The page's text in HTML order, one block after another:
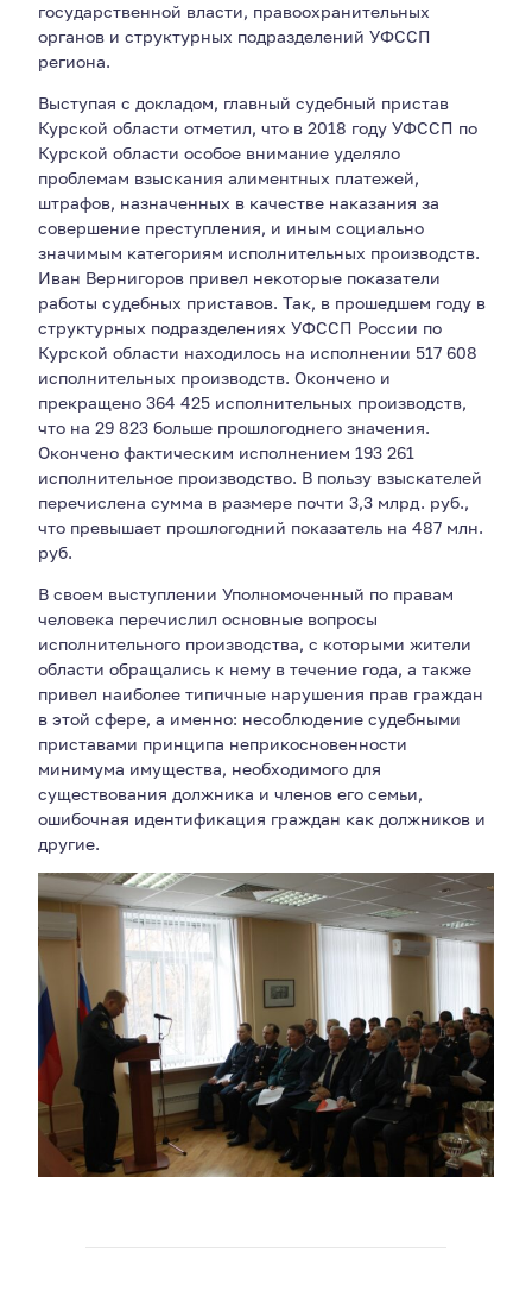
государственной власти, правоохранительных
органов и структурных подразделений УФССП
региона.
Выступая с докладом, главный судебный пристав
Курской области отметил, что в 2018 году УФССП по
Курской области особое внимание уделяло
проблемам взыскания алиментных платежей,
штрафов, назначенных в качестве наказания за
совершение преступления, и иным социально
значимым категориям исполнительных производств.
Иван Вернигоров привел некоторые показатели
работы судебных приставов. Так, в прошедшем году в
структурных подразделениях УФССП России по
Курской области находилось на исполнении 517 608
исполнительных производств. Окончено и
прекращено 364 425 исполнительных производств,
что на 29 823 больше прошлогоднего значения.
Окончено фактическим исполнением 193 261
исполнительное производство. В пользу взыскателей
перечислена сумма в размере почти 3,3 млрд. руб.,
что превышает прошлогодний показатель на 487 млн.
руб.
В своем выступлении Уполномоченный по правам
человека перечислил основные вопросы
исполнительного производства, с которыми жители
области обращались к нему в течение года, а также
привел наиболее типичные нарушения прав граждан
в этой сфере, а именно: несоблюдение судебными
приставами принципа неприкосновенности
минимума имущества, необходимого для
существования должника и членов его семьи,
ошибочная идентификация граждан как должников и
другие.